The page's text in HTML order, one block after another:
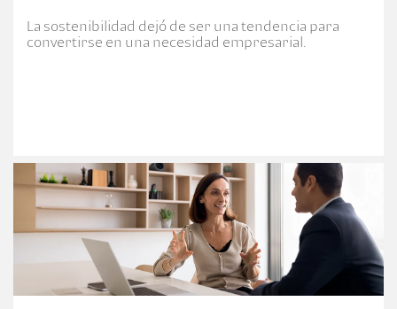
La sostenibilidad dejó de ser una tendencia para
convertirse en una necesidad empresarial.